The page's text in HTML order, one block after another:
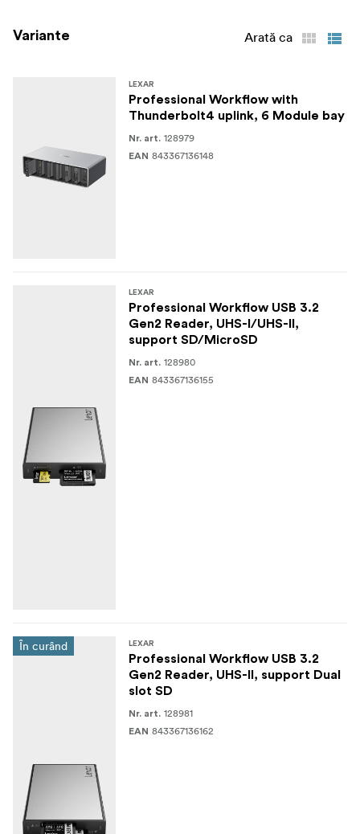
Variante Arată ca
LEXAR
Professional Workflow with
Thunderbolt4 uplink, 6 Module bay
Nr. art. 128979
EAN 843367136148
LEXAR
Professional Workflow USB 3.2
Gen2 Reader, UHS-I/UHS-II,
support SD/MicroSD
Nr. art. 128980
EAN 843367136155
În curând LEXAR
Professional Workflow USB 3.2
Gen2 Reader, UHS-II, support Dual
slot SD
Nr. art. 128981
EAN 843367136162